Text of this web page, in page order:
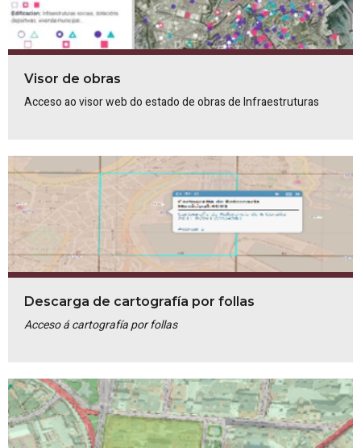
Visor de obras
Acceso ao visor web do estado de obras de Infraestruturas
Descarga de cartografía por follas
Acceso á cartografía por follas